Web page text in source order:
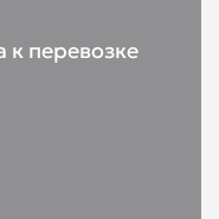
перевозке